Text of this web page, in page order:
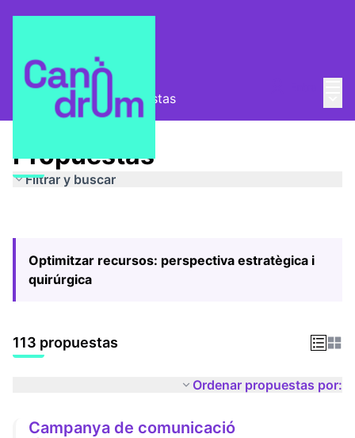
Pla Estratègic Propuestas
Propuestas
Filtrar y buscar
Optimitzar recursos: perspectiva estratègica i
quirúrgica
113 propuestas
Ordenar propuestas por:
Campanya de comunicació